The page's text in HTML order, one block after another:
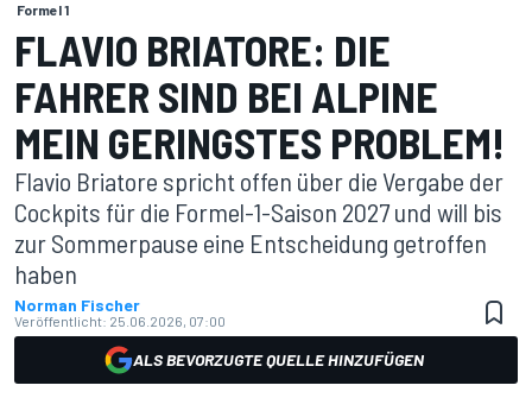
Formel 1
FLAVIO BRIATORE: DIE
FAHRER SIND BEI ALPINE
MEIN GERINGSTES PROBLEM!
Flavio Briatore spricht offen über die Vergabe der
Cockpits für die Formel-1-Saison 2027 und will bis
zur Sommerpause eine Entscheidung getroffen
haben
Norman Fischer
Veröffentlicht: 25.06.2026, 07:00
ALS BEVORZUGTE QUELLE HINZUFÜGEN